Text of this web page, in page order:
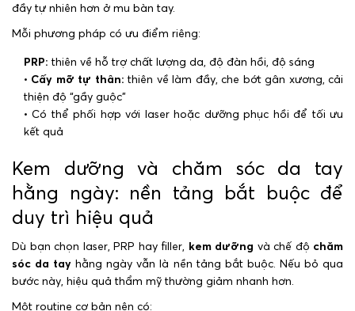
đầy tự nhiên hơn ở mu bàn tay.
Mỗi phương pháp có ưu điểm riêng:
PRP: thiên về hỗ trợ chất lượng da, độ đàn hồi, độ sáng
• Cấy mỡ tự thân: thiên về làm đầy, che bớt gân xương, cải
thiện độ “gầy guộc”
• Có thể phối hợp với laser hoặc dưỡng phục hồi để tối ưu
kết quả
Kem dưỡng và chăm sóc da tay
hằng ngày: nền tảng bắt buộc để
duy trì hiệu quả
Dù bạn chọn laser, PRP hay filler, kem dưỡng và chế độ chăm
sóc da tay hằng ngày vẫn là nền tảng bắt buộc. Nếu bỏ qua
bước này, hiệu quả thẩm mỹ thường giảm nhanh hơn.
Một routine cơ bản nên có: